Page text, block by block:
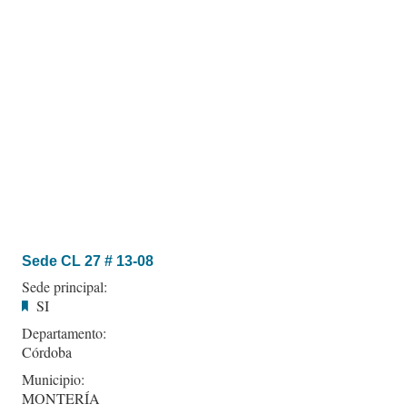
Sede CL 27 # 13-08
Sede principal:
SI
Departamento:
Córdoba
Municipio:
MONTERÍA